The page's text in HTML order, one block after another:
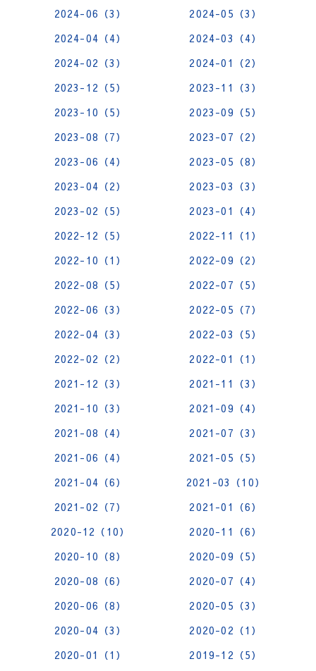
2024-06（3）
2024-05（3）
2024-04（4）
2024-03（4）
2024-02（3）
2024-01（2）
2023-12（5）
2023-11（3）
2023-10（5）
2023-09（5）
2023-08（7）
2023-07（2）
2023-06（4）
2023-05（8）
2023-04（2）
2023-03（3）
2023-02（5）
2023-01（4）
2022-12（5）
2022-11（1）
2022-10（1）
2022-09（2）
2022-08（5）
2022-07（5）
2022-06（3）
2022-05（7）
2022-04（3）
2022-03（5）
2022-02（2）
2022-01（1）
2021-12（3）
2021-11（3）
2021-10（3）
2021-09（4）
2021-08（4）
2021-07（3）
2021-06（4）
2021-05（5）
2021-04（6）
2021-03（10）
2021-02（7）
2021-01（6）
2020-12（10）
2020-11（6）
2020-10（8）
2020-09（5）
2020-08（6）
2020-07（4）
2020-06（8）
2020-05（3）
2020-04（3）
2020-02（1）
2020-01（1）
2019-12（5）